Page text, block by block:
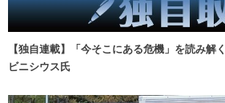
【独自連載】「今そこにある危機」を読み
ビニシウス氏